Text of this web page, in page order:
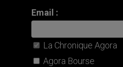
Email :
La Chronique Agora
Agora Bourse